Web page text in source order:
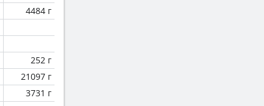
4484 г
252 г
21097 г
3731 г